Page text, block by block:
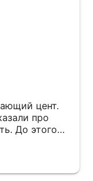
цент.
про
До этого
долгой
какова же